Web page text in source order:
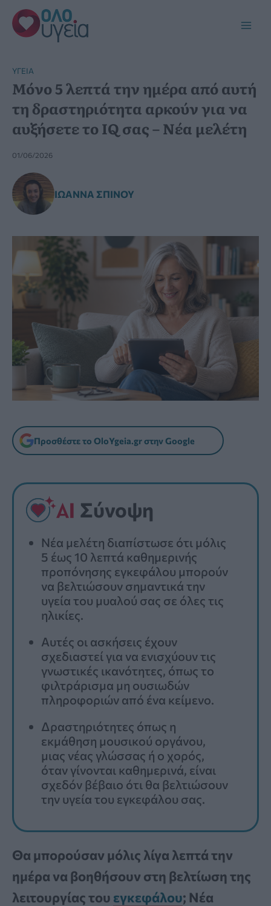
Μετάβαση
στο
περιεχόμενο
YΓΕΊΑ
Μόνο 5 λεπτά την ημέρα από αυτή
τη δραστηριότητα αρκούν για να
αυξήσετε το IQ σας – Νέα μελέτη
01/06/2026
ΙΩΆΝΝΑ ΣΠΊΝΟΥ
Προσθέστε το OloYgeia.gr στην Google
Σύνοψη
Νέα μελέτη διαπίστωσε ότι μόλις
5 έως 10 λεπτά καθημερινής
προπόνησης εγκεφάλου μπορούν
να βελτιώσουν σημαντικά την
υγεία του μυαλού σας σε όλες τις
ηλικίες.
Αυτές οι ασκήσεις έχουν
σχεδιαστεί για να ενισχύουν τις
γνωστικές ικανότητες, όπως το
φιλτράρισμα μη ουσιωδών
πληροφοριών από ένα κείμενο.
Δραστηριότητες όπως η
εκμάθηση μουσικού οργάνου,
μιας νέας γλώσσας ή ο χορός,
όταν γίνονται καθημερινά, είναι
σχεδόν βέβαιο ότι θα βελτιώσουν
την υγεία του εγκεφάλου σας.
Θα μπορούσαν μόλις λίγα λεπτά την
ημέρα να βοηθήσουν στη βελτίωση της
λειτουργίας του εγκεφάλου; Νέα